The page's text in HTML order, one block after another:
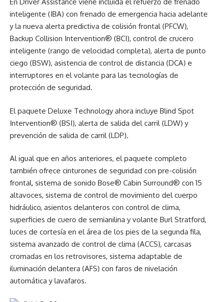
En Driver Assistance viene incluida el refuerzo de frenado
inteligente (IBA) con frenado de emergencia hacia adelante
y la nueva alerta predictiva de colisión frontal (PFCW),
Backup Collision Intervention® (BCI), control de crucero
inteligente (rango de velocidad completa), alerta de punto
ciego (BSW), asistencia de control de distancia (DCA) e
interruptores en el volante para las tecnologías de
protección de seguridad.
El paquete Deluxe Technology ahora incluye Blind Spot
Intervention® (BSI), alerta de salida del carril (LDW) y
prevención de salida de carril (LDP).
Al igual que en años anteriores, el paquete completo
también ofrece cinturones de seguridad con pre-colisión
frontal, sistema de sonido Bose® Cabin Surround® con 15
altavoces, sistema de control de movimiento del cuerpo
hidráulico, asientos delanteros con control de clima,
superficies de cuero de semianilina y volante Burl Stratford,
luces de cortesía en el área de los pies de la segunda fila,
sistema avanzado de control de clima (ACCS), carcasas
cromadas en los retrovisores, sistema adaptable de
iluminación delantera (AFS) con faros de nivelación
automática y lavafaros.